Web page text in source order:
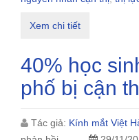
Xem chi tiết
40% học
phố bị cận
Tác giả: Kính mắt Việt